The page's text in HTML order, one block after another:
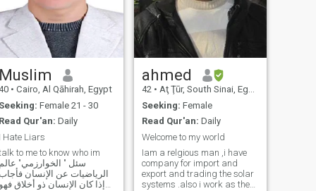
مدخن؛ لا اسمع الموسيقى او
الاغاني ؛ لا ارغب في الانجاب؛
مَرِح؛ مَرِن؛ أنيق؛ وسيم؛ طيّب؛
متعاون؛ كريم؛ انطوائي؛
مخلص؛ مريض سكري؛ صحتي
ممتازة و لله الحمد؛. غير ممكن
الاحتفاظ بحيوانات أو طيور في
البيت.
Muslim
• Cairo, Al Qāhirah, Egypt
Seeking: Female 21 - 30
Read Qur'an: Daily
I Hate Liars
to me to know who im
سئل " الخوارزمي" عالم
الرياضيات عن الإنسان
إذا كان الإنسان ذو أخلاق فهو
ahmed
42 • Aţ Ţūr, South Sinai, Egypt
Seeking: Female
Read Qur'an: Daily
Welcome to my world
Iam a relgious man ,i have
company for import and
export and trading the solar
systems .also i work as the